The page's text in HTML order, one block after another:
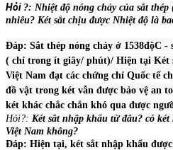
Hỏi ?: Nhiệt độ nóng chảy của sắt
nhiêu? Két sắt chịu được Nhiệt độ là
Đáp: Sắt thép nóng chảy ở 1538độC -
( chỉ trong ít giây/ phút)/ Hiện tại Két
Việt Nam đạt các chứng chỉ Quốc tế
đồ vật trong két vẫn được bảo vệ an
két khác chắc chắn khó qua được
Hỏi?: Két sắt nhập khẩu từ đâu? có
Việt Nam không?
Đáp: Hiện tại, két sắt nhập khẩu